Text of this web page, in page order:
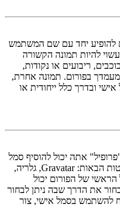
להופיע יחד עם שם המשתמש
להיות תמונה הקשורה
ריבועים או נקודות,
בפורום. תמונה אחרת,
ובדרך כלל ייחודית או
אתה יכול להוסיף סמל
אישי באמצעות אחת מארבע השיטות הבאות: Gravatar, גלריה,
של הפורום יכול
את הדרך שבה ניתן לבחור
להשתמש בסמל אישי, צור